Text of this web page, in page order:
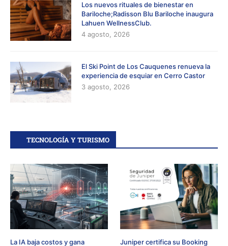
Los nuevos rituales de bienestar en
Bariloche;Radisson Blu Bariloche inaugura
Lahuen WellnessClub.
4 agosto, 2026
El Ski Point de Los Cauquenes renueva la
experiencia de esquiar en Cerro Castor
3 agosto, 2026
TECNOLOGÍA Y TURISMO
La IA baja costos y gana
Juniper certifica su Booking